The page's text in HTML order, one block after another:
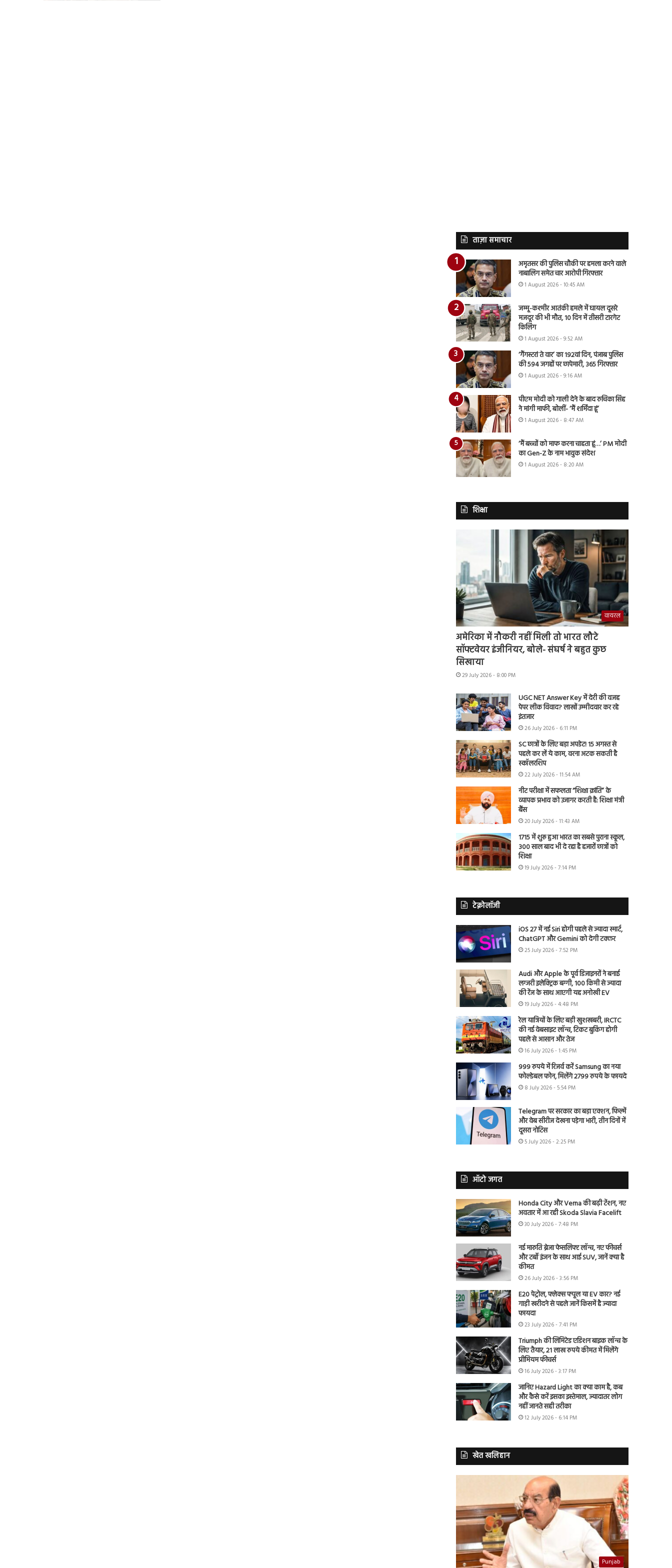
ताज़ा समाचार
अमृतसर की पुलिस चौकी पर हमला करने वाले
नाबालिग समेत चार आरोपी गिरफ्तार
1 August 2026 - 10:45 AM
जम्मू-कश्मीर आतंकी हमले में घायल दूसरे
मजदूर की भी मौत, 10 दिन में तीसरी टारगेट
किलिंग
1 August 2026 - 9:52 AM
‘गैंगस्टरां ते वार’ का 192वां दिन, पंजाब पुलिस
की 594 जगहों पर छापेमारी, 365 गिरफ्तार
1 August 2026 - 9:16 AM
पीएम मोदी को गाली देने के बाद रुचिका सिंह
ने मांगी माफी, बोलीं- ‘मैं शर्मिंदा हूं’
1 August 2026 - 8:47 AM
‘मैं बच्चों को माफ करना चाहता हूं…’ PM मोदी
का Gen-Z के नाम भावुक संदेश
1 August 2026 - 8:20 AM
शिक्षा
वायरल
अमेरिका में नौकरी नहीं मिली तो भारत लौटे
सॉफ्टवेयर इंजीनियर, बोले- संघर्ष ने बहुत कुछ
सिखाया
29 July 2026 - 8:00 PM
UGC NET Answer Key में देरी की वजह
पेपर लीक विवाद? लाखों उम्मीदवार कर रहे
इंतजार
26 July 2026 - 6:11 PM
SC छात्रों के लिए बड़ा अपडेट! 15 अगस्त से
पहले कर लें ये काम, वरना अटक सकती है
स्कॉलरशिप
22 July 2026 - 11:54 AM
नीट परीक्षा में सफलता “शिक्षा क्रांति” के
व्यापक प्रभाव को उजागर करती है: शिक्षा मंत्री
बैंस
20 July 2026 - 11:43 AM
1715 में शुरू हुआ भारत का सबसे पुराना स्कूल,
300 साल बाद भी दे रहा है हजारों छात्रों को
शिक्षा
19 July 2026 - 7:14 PM
टेक्नोलॉजी
iOS 27 में नई Siri होगी पहले से ज्यादा स्मार्ट,
ChatGPT और Gemini को देगी टक्कर
25 July 2026 - 7:52 PM
Audi और Apple के पूर्व डिजाइनरों ने बनाई
लग्जरी इलेक्ट्रिक बग्गी, 100 किमी से ज्यादा
की रेंज के साथ आएगी यह अनोखी EV
19 July 2026 - 4:48 PM
रेल यात्रियों के लिए बड़ी खुशखबरी, IRCTC
की नई वेबसाइट लॉन्च, टिकट बुकिंग होगी
पहले से आसान और तेज
16 July 2026 - 1:45 PM
999 रुपये में रिजर्व करें Samsung का नया
फोल्डेबल फोन, मिलेंगे 2799 रुपये के फायदे
8 July 2026 - 5:54 PM
Telegram पर सरकार का बड़ा एक्शन, फिल्में
और वेब सीरीज देखना पड़ेगा भारी, तीन दिनों में
दूसरा नोटिस
5 July 2026 - 2:25 PM
ऑटो जगत
Honda City और Verna की बढ़ी टेंशन, नए
अवतार में आ रही Skoda Slavia Facelift
30 July 2026 - 7:48 PM
नई मारुति ब्रेजा फेसलिफ्ट लॉन्च, नए फीचर्स
और टर्बो इंजन के साथ आई SUV, जानें क्या है
कीमत
26 July 2026 - 3:56 PM
E20 पेट्रोल, फ्लेक्स फ्यूल या EV कार? नई
गाड़ी खरीदने से पहले जानें किसमें है ज्यादा
फायदा
23 July 2026 - 7:41 PM
Triumph की लिमिटेड एडिशन बाइक लॉन्च के
लिए तैयार, 21 लाख रुपये कीमत में मिलेंगे
प्रीमियम फीचर्स
16 July 2026 - 3:17 PM
जानिए Hazard Light का क्या काम है, कब
और कैसे करें इसका इस्तेमाल, ज्यादातर लोग
नहीं जानते सही तरीका
12 July 2026 - 6:14 PM
खेत खलिहान
Punjab